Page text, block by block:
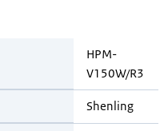
HPM-
V150W/R3
Shenling